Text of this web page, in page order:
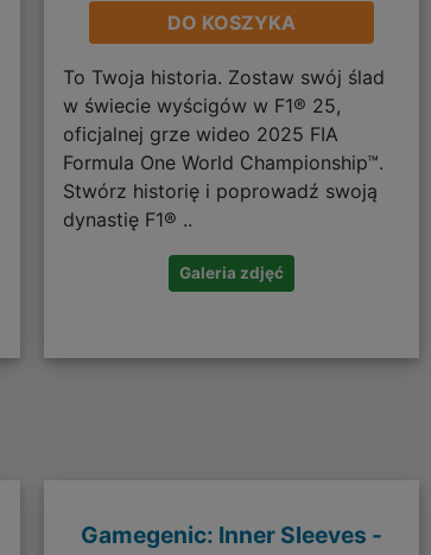
DO KOSZYKA
To Twoja historia. Zostaw swój ślad
w świecie wyścigów w F1® 25,
oficjalnej grze wideo 2025 FIA
Formula One World Championship™.
Stwórz historię i poprowadź swoją
dynastię F1® ..
Galeria zdjęć
Gamegenic: Inner Sleeves -